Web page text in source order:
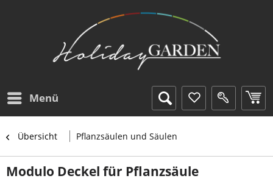
Menü
Übersicht Pflanzsäulen und Säulen
Modulo Deckel für Pflanzsäule